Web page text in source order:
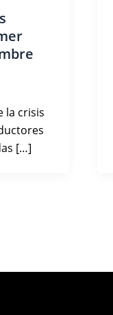
la crisis
[…]